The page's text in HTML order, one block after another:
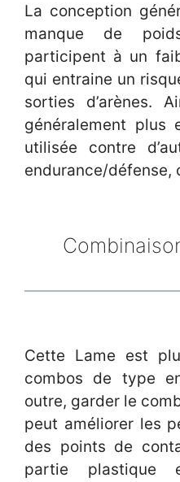
La conception
manque de
participent à un
qui entraine un
sorties d’arènes.
généralement plus
utilisée contre
endurance/défense,
Cette Lame est
combos de type
outre, garder le
peut améliorer les
des points de
partie plastique